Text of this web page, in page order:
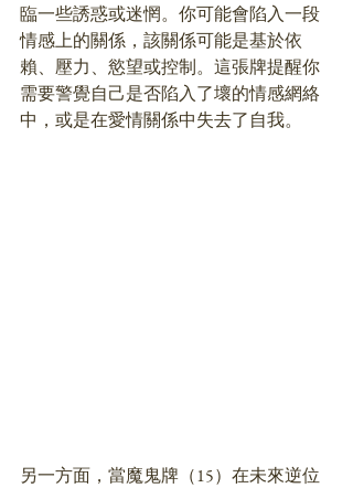
臨一些誘惑或迷惘。你可能會陷入一段
情感上的關係，該關係可能是基於依
賴、壓力、慾望或控制。這張牌提醒你
需要警覺自己是否陷入了壞的情感網絡
中，或是在愛情關係中失去了自我。
另一方面，當魔鬼牌（15）在未來逆位